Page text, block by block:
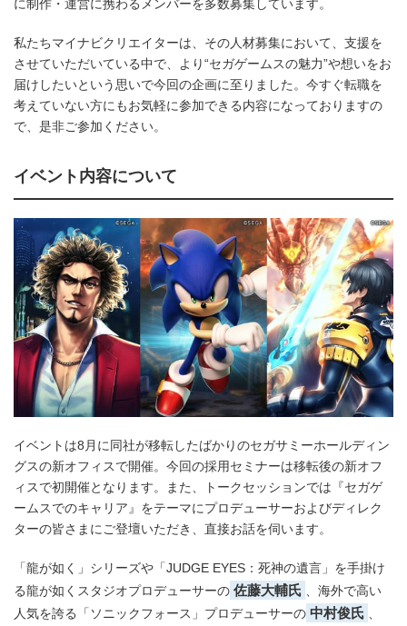
に制作・運営に携わるメンバーを多数募集しています。
私たちマイナビクリエイターは、その人材募集において、支援を
させていただいている中で、より“セガゲームスの魅力”や想いをお
届けしたいという思いで今回の企画に至りました。今すぐ転職を
考えていない方にもお気軽に参加できる内容になっておりますの
で、是非ご参加ください。
イベント内容について
イベントは8月に同社が移転したばかりのセガサミーホールディン
グスの新オフィスで開催。今回の採用セミナーは移転後の新オフ
ィスで初開催となります。また、トークセッションでは『セガゲ
ームスでのキャリア』をテーマにプロデューサーおよびディレク
ターの皆さまにご登壇いただき、直接お話を伺います。
「龍が如く」シリーズや「JUDGE EYES：死神の遺言」を手掛け
る龍が如くスタジオプロデューサーの 佐藤大輔氏
、海外で高い
人気を誇る「ソニックフォース」プロデューサーの 中村俊氏